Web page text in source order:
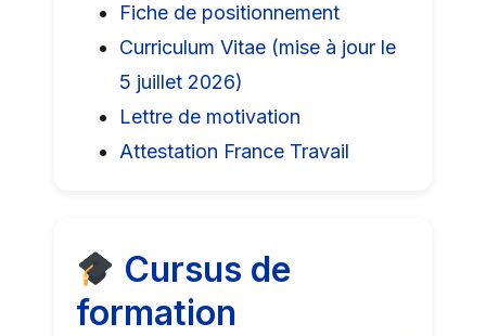
Fiche de positionnement
Curriculum Vitae (mise à jour le
5 juillet 2026)
Lettre de motivation
Attestation France Travail
Cursus de
formation